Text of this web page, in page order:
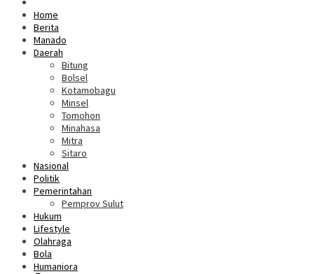
Home
Berita
Manado
Daerah
Bitung
Bolsel
Kotamobagu
Minsel
Tomohon
Minahasa
Mitra
Sitaro
Nasional
Politik
Pemerintahan
Pemprov Sulut
Hukum
Lifestyle
Olahraga
Bola
Humaniora